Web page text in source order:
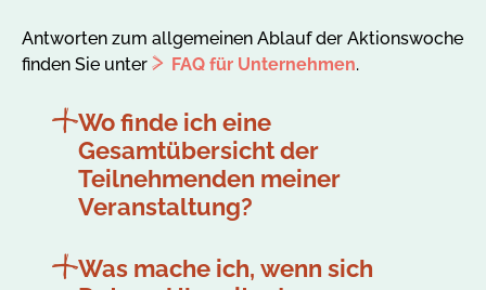
Antworten zum allgemeinen Ablauf der Aktionswoche
finden Sie unter
FAQ für Unternehmen.
Wo finde ich eine
Gesamtübersicht der
Teilnehmenden meiner
Veranstaltung?
Was mache ich, wenn sich